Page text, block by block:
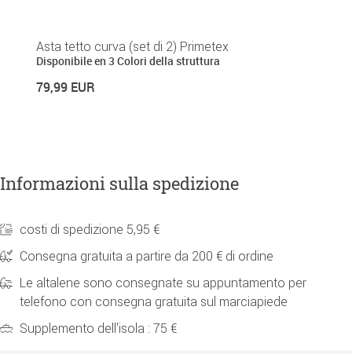
Asta tetto curva (set di 2) Primetex
Disponibile en 3 Colori della struttura
79,99 EUR
Informazioni sulla spedizione
costi di spedizione 5,95 €
Consegna gratuita a partire da 200 € di ordine
Le altalene sono consegnate su appuntamento per
telefono con consegna gratuita sul marciapiede
Supplemento dell'isola : 75 €